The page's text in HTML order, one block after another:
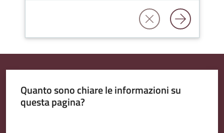
Seguici
Quanto sono chiare le informazioni su
questa pagina?